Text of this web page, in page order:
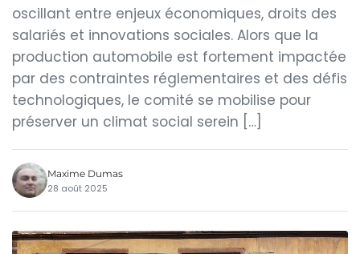
oscillant entre enjeux économiques, droits des
salariés et innovations sociales. Alors que la
production automobile est fortement impactée
par des contraintes réglementaires et des défis
technologiques, le comité se mobilise pour
préserver un climat social serein […]
Maxime Dumas
28 août 2025